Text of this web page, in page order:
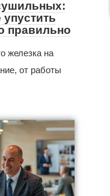
правильно
железка на
от работы